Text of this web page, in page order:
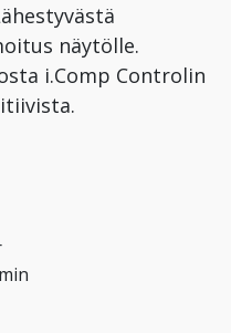
näytölle.
i.Comp Controlin